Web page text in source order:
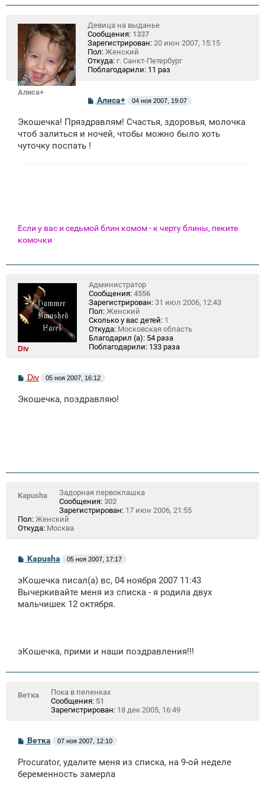
и
Алиса+
Девица на выданье
Сообщения: 1337
Зарегистрирован: 20 июн 2007, 15:15
Пол: Женский
Откуда: г. Санкт-Петербург
Поблагодарили: 11 раз
С
о
б
щ
Алиса+ 04 ноя 2007, 19:07
Экошечка! Пряздравлям! Счастья, здоровья, молочка
чтоб залиться и ночей, чтобы можно было хоть
чуточку поспать !
Если у вас и седьмой блин комом - к черту блины, пеките
комочки
Div
Администратор
Сообщения: 4556
Зарегистрирован: 31 июл 2006, 12:43
Пол: Женский
Сколько у вас детей: 1
Откуда: Московская область
Благодарил (а): 54 раза
Поблагодарили: 133 раза
С
о
б
Div 05 ноя 2007, 16:12
Экошечка, поздравляю!
Kapusha
Задорная первоклашка
Сообщения: 302
Зарегистрирован: 17 июн 2006, 21:55
Пол: Женский
Откуда: Москва
С
б
щ
н
Kapusha 05 ноя 2007, 17:17
эКошечка писал(а) вс, 04 ноября 2007 11:43
Вычеркивайте меня из списка - я родила двух
мальчишек 12 октября.
эКошечка, прими и наши поздравления!!!
Ветка
Пока в пеленках
Сообщения: 51
Зарегистрирован: 18 дек 2005, 16:49
С
б
щ
е
Ветка 07 ноя 2007, 12:10
Procurator, удалите меня из списка, на 9-ой неделе
беременность замерла